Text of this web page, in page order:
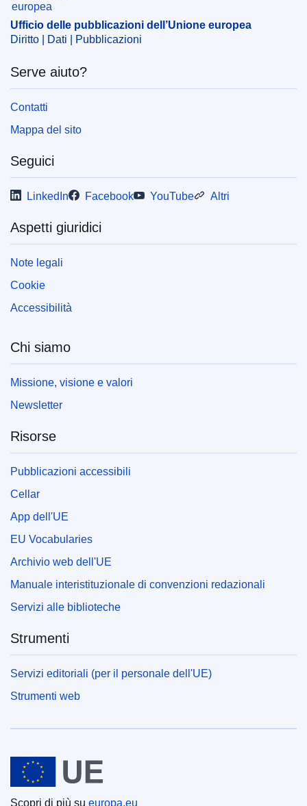
aviaria
pollame ,Regno Unito,Stati Uniti
CELEX : 32024R2922
ELI :reg_impl/2024/2922/oj
Mostra tutte le pubblicazioni di questa collana
Ufficio delle pubblicazioni dell’Unione europea
Diritto | Dati | Pubblicazioni
Serve aiuto?
Contatti
Mappa del sito
Seguici
LinkedIn Facebook YouTube Altri
Aspetti giuridici
Note legali
Cookie
Accessibilità
Chi siamo
Missione, visione e valori
Newsletter
Risorse
Pubblicazioni accessibili
Cellar
App dell'UE
EU Vocabularies
Archivio web dell'UE
Manuale interistituzionale di convenzioni redazionali
Servizi alle biblioteche
Strumenti
Servizi editoriali (per il personale dell'UE)
Strumenti web
Unione europea
Scopri di più su europa.eu